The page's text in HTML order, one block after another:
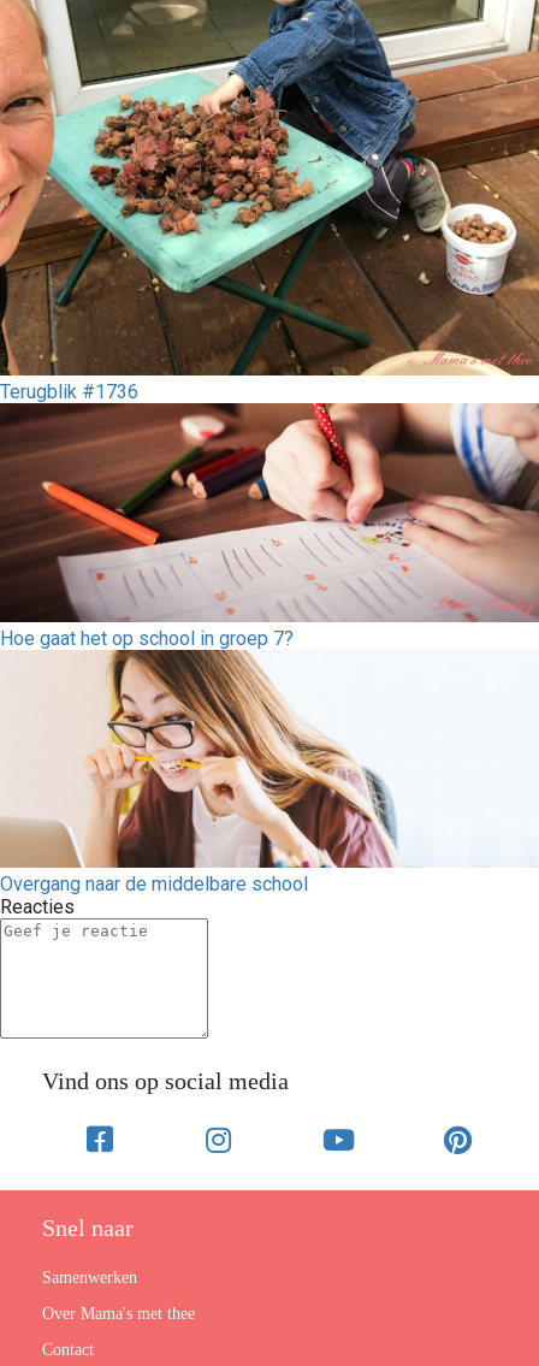
Terugblik #1736
Hoe gaat het op school in groep 7?
Overgang naar de middelbare school
Reacties
Vind ons op social media
Snel naar
Samenwerken
Over Mama's met thee
Contact